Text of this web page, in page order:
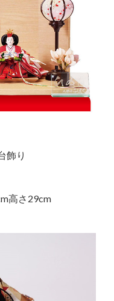
飾り
高さ29cm